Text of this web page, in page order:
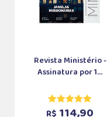
Revista Ministério -
Assinatura por 1...
R$ 114,90